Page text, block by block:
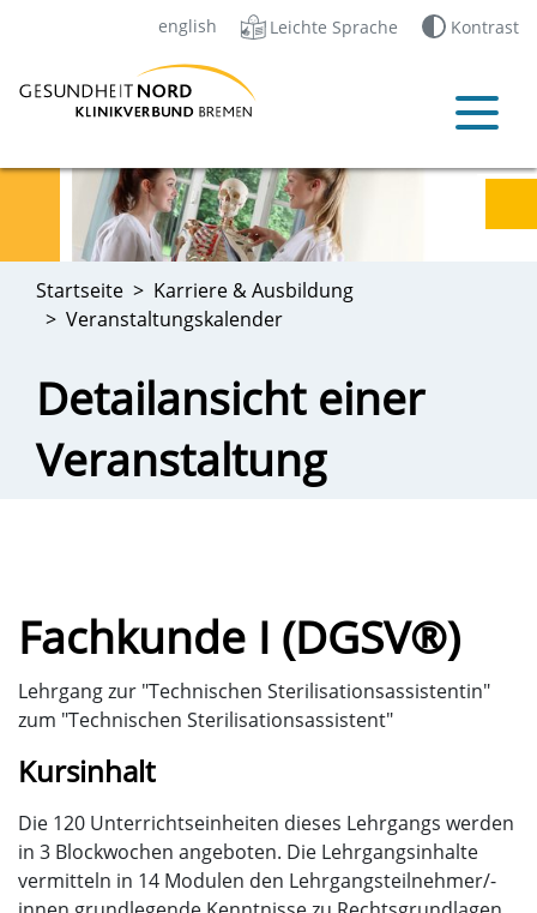
english Leichte Sprache Kontrast
Startseite
Karriere & Ausbildung
Veranstaltungskalender
Detailansicht einer
Veranstaltung
Fachkunde I (DGSV®)
Lehrgang zur "Technischen Sterilisationsassistentin"
zum "Technischen Sterilisationsassistent"
Kursinhalt
Die 120 Unterrichtseinheiten dieses Lehrgangs werden
in 3 Blockwochen angeboten. Die Lehrgangsinhalte
vermitteln in 14 Modulen den Lehrgangsteilnehmer/-